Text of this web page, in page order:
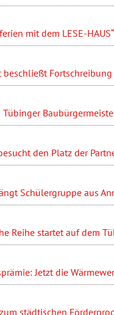
mit dem LESE-
beschließt
den Platz der
Schülergruppe aus
Reihe startet auf dem
Jetzt die
städtischen